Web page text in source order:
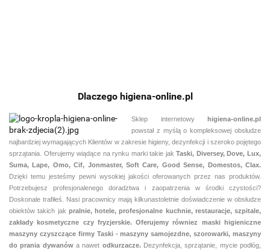
Dlaczego higiena-online.pl
Sklep internetowy higiena-online.pl
powstał z myślą o kompleksowej obsłudze
najbardziej wymagających Klientów w zakresie higieny, dezynfekcji i szeroko pojętego
sprzątania. Oferujemy wiądące na rynku marki takie jakTaski, Diversey, Dove, Lux,
Suma, Lape, Omo, Cif, Jonmaster, Soft Care, Good Sense, Domestos, Clax.
Dzięki temu jesteśmy pewni wysokiej jakości oferowanych przez nas produktów.
Potrzebujesz profesjonalenego doradztwa i zaopatrzenia w środki czystości?
Doskonale trafiłeś. Nasi pracownicy mają kilkunastoletnie doświadczenie w obsłudze
obiektów takich jak pralnie, hotele, profesjonalne kuchnie, restauracje, szpitale,
zakłady kosmetyczne czy fryzjerskie. Oferujemy równiez maski higieniczne
maszyny czyszczące firmy Taski - maszyny samojezdne, szorowarki, maszyny
do prania dywanów a nawet odkurzacze. Dezynfekcja, sprzątanie, mycie podłóg,